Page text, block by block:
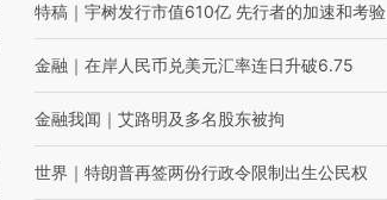
特稿 ｜ 宇树发行市值610亿 先行者的加速和考验
金融 ｜ 在岸人民币兑美元汇率连日升破6.75
金融我闻 ｜ 艾路明及多名股东被拘
世界 ｜ 特朗普再签两份行政令限制出生公民权